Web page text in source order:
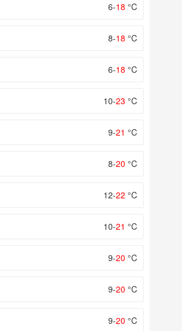
6-18 °C
8-18 °C
6-18 °C
10-23 °C
9-21 °C
8-20 °C
12-22 °C
10-21 °C
9-20 °C
9-20 °C
9-20 °C